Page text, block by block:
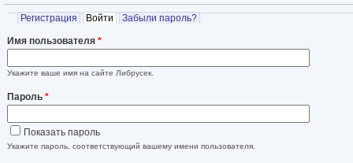
Главные вкладки
Регистрация Войти (активная вкладка)
Забыли пароль?
Имя пользователя *
Укажите ваше имя на сайте Либрусек.
Пароль *
Показать пароль
Укажите пароль, соответствующий вашему имени пользователя.